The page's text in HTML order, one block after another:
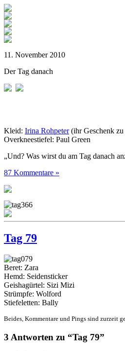
11. November 2010
Der Tag danach
Kleid: Irina Rohpeter(ihr Geschenk zu
Overkneestiefel: Paul Green
„Und? Was wirst du am Tag danach
87 Kommentare »
Tag 79
Beret: Zara
Hemd: Seidensticker
Geishagürtel: Sizi Mizi
Strümpfe: Wolford
Stiefeletten: Bally
Beides, Kommentare und Pings sind zurzeit
3 Antworten zu “Tag 79”